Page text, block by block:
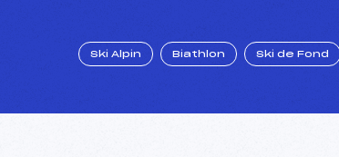
Ski Alpin Biathlon Ski de Fond